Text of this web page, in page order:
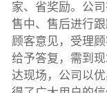
家、省奖励。公
售中、售后进行
顾客意见，受理
给予答复，需到
达现场，公司以